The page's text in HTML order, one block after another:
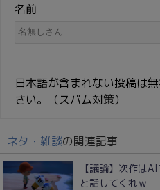
名前
日本語が含まれない投稿は
さい。（スパム対策）
ネタ・雑談の関連記事
【議論】次作は
と話してくれｗ